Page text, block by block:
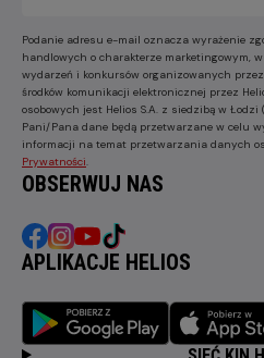
Podanie adresu e-mail oznacza wyrażenie
handlowych o charakterze marketingowym,
wydarzeń i konkursów organizowanych przez
środków komunikacji elektronicznej przez
osobowych jest Helios S.A. z siedzibą w
Pani/Pana dane będą przetwarzane w celu
informacji na temat przetwarzania danych
Prywatności
OBSERWUJ NAS
APLIKACJE HELIOS